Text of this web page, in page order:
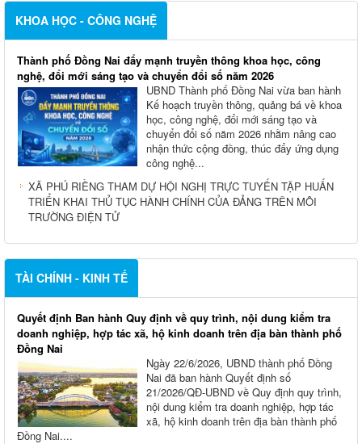
KHOA HỌC - CÔNG NGHỆ
Thành phố Đồng Nai đẩy mạnh truyền thông khoa học, công
nghệ, đổi mới sáng tạo và chuyển đổi số năm 2026
UBND Thành phố Đồng Nai vừa ban hành
Kế hoạch truyền thông, quảng bá về khoa
học, công nghệ, đổi mới sáng tạo và
chuyển đổi số năm 2026 nhằm nâng cao
nhận thức cộng đồng, thúc đẩy ứng dụng
công nghệ...
XÃ PHÚ RIỀNG THAM DỰ HỘI NGHỊ TRỰC TUYẾN TẬP HUẤN
TRIỂN KHAI THỦ TỤC HÀNH CHÍNH CỦA ĐẢNG TRÊN MÔI
TRƯỜNG ĐIỆN TỬ
TÀI CHÍNH - KINH TẾ
Quyết định Ban hành Quy định về quy trình, nội dung kiểm tra
doanh nghiệp, hợp tác xã, hộ kinh doanh trên địa bàn thành phố
Đồng Nai
Ngày 22/6/2026, UBND thành phố Đồng
Nai đã ban hành Quyết định số
21/2026/QĐ-UBND về Quy định quy trình,
nội dung kiểm tra doanh nghiệp, hợp tác
xã, hộ kinh doanh trên địa bàn thành phố
Đồng Nai....